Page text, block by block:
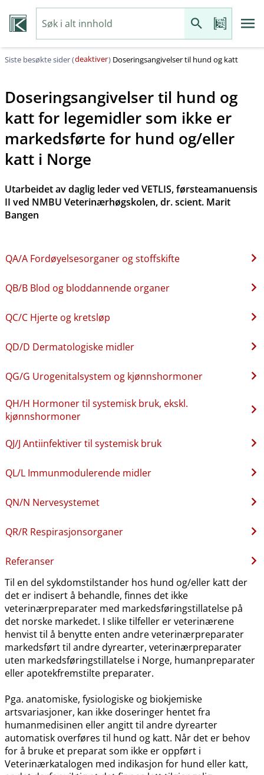
Siste besøkte sider (deaktiver) Doseringsangivelser til hund og katt
Doseringsangivelser til hund og
katt for legemidler som ikke er
markedsførte for hund og​/​eller
katt i Norge
Utarbeidet av daglig leder ved VETLIS, førsteamanuensis
II ved NMBU Veterinærhøgskolen, dr. scient. Marit
Bangen
QA​/​A Fordøyelsesorganer og stoffskifte
QB​/​B Blod og bloddannende organer
QC​/​C Hjerte og kretsløp
QD​/​D Dermatologiske midler
QG​/​G Urogenitalsystem og kjønnshormoner
QH​/​H Hormoner til systemisk bruk, ekskl.
kjønnshormoner
QJ​/​J Antiinfektiver til systemisk bruk
QL​/​L Immunmodulerende midler
QN​/​N Nervesystemet
QR​/​R Respirasjonsorganer
Referanser
Til en del sykdomstilstander hos hund og​/​eller katt der
det er indisert å behandle, finnes det ikke
veterinærpreparater med markedsføringstillatelse på
det norske markedet. I slike tilfeller er veterinærene
henvist til å benytte enten andre veterinærpreparater
markedsført til andre dyrearter, veterinærpreparater
uten markedsføringstillatelse i Norge, humanpreparater
eller apotekfremstilte preparater.
Pga. anatomiske, fysiologiske og biokjemiske
artsvariasjoner, kan ikke doseringer hentet fra
humanmedisinen eller angitt til andre dyrearter
automatisk overføres til hund og katt. Når det er behov
for å bruke et preparat som ikke er oppført i
Veterinærkatalogen med indikasjon for hund eller katt,